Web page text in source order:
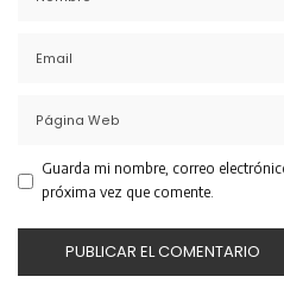
Guarda mi nombre, correo
próxima vez que comente.